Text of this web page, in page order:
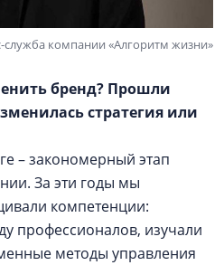
служба компании «Алгоритм жизни»
бренд? Прошли
стратегия или
– закономерный этап
За эти годы мы
компетенции:
профессионалов, изучали
методы управления